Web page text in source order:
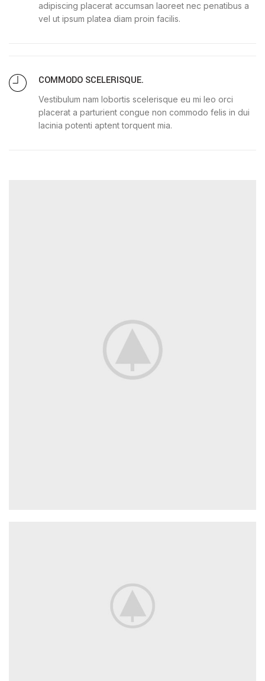
adipiscing placerat accumsan laoreet nec penatibus a
vel ut ipsum platea diam proin facilis.
COMMODO SCELERISQUE.
Vestibulum nam lobortis scelerisque eu mi leo orci
placerat a parturient congue non commodo felis in dui
lacinia potenti aptent torquent mia.